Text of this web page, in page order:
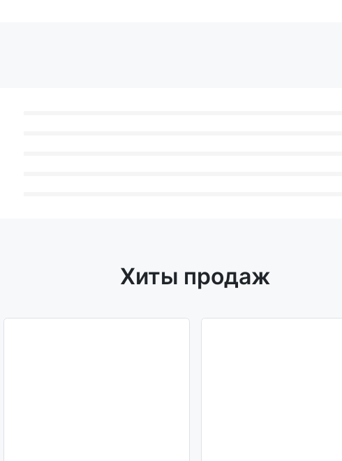
Хиты продаж